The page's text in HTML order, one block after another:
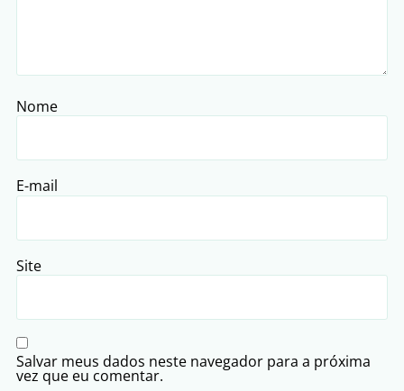
Nome
E-mail
Site
Salvar meus dados neste navegador para a próxima
vez que eu comentar.